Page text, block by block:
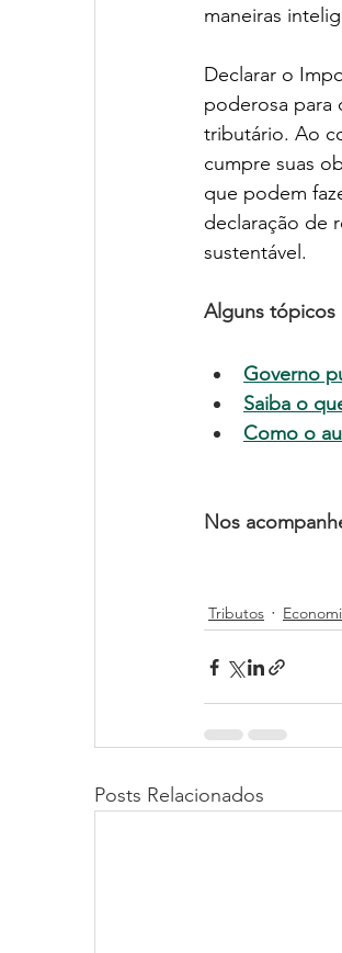
maneiras
Declarar o
poderosa para
tributário. Ao
cumpre suas
que podem
declaração de
sustentável.
Alguns tópicos
Governo
Saiba o
Como o
Nos
Tributos
Posts Relacionados